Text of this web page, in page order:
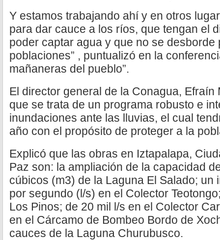
Y estamos trabajando ahí y en otros
para dar cauce a los ríos, que tengan el
poder captar agua y que no se desborde
poblaciones” , puntualizó en la
mañaneras del pueblo”.
El director general de la Conagua, Efraín
que se trata de un programa robusto e
inundaciones ante las lluvias, el cual
año con el propósito de proteger a la
Explicó que las obras en Iztapalapa,
Paz son: la ampliación de la capacidad
cúbicos (m3) de la Laguna El Salado; un
por segundo (l/s) en el Colector
Los Pinos; de 20 mil l/s en el Colector
en el Cárcamo de Bombeo Bordo de
cauces de la Laguna Churubusco.